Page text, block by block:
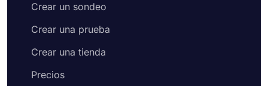
Crear un sondeo
Crear una prueba
Crear una tienda
Precios